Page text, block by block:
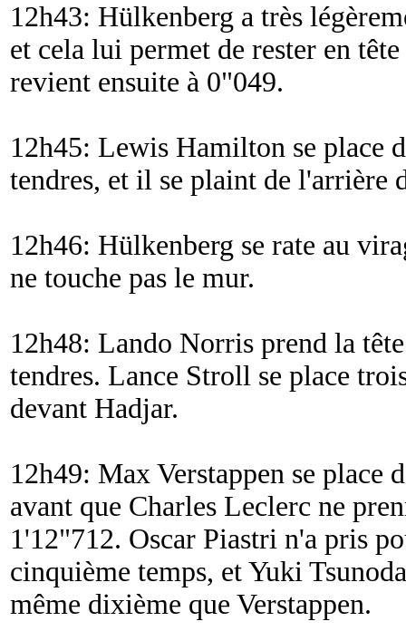
12h43: Hülkenberg a très
et cela lui permet de rester en
revient ensuite à 0"049.
12h45: Lewis Hamilton se place
tendres, et il se plaint de l'arrière
12h46: Hülkenberg se rate au
ne touche pas le mur.
12h48: Lando Norris prend la
tendres. Lance Stroll se place
devant Hadjar.
12h49: Max Verstappen se place
avant que Charles Leclerc ne
1'12"712. Oscar Piastri n'a pris
cinquième temps, et Yuki
même dixième que Verstappen.